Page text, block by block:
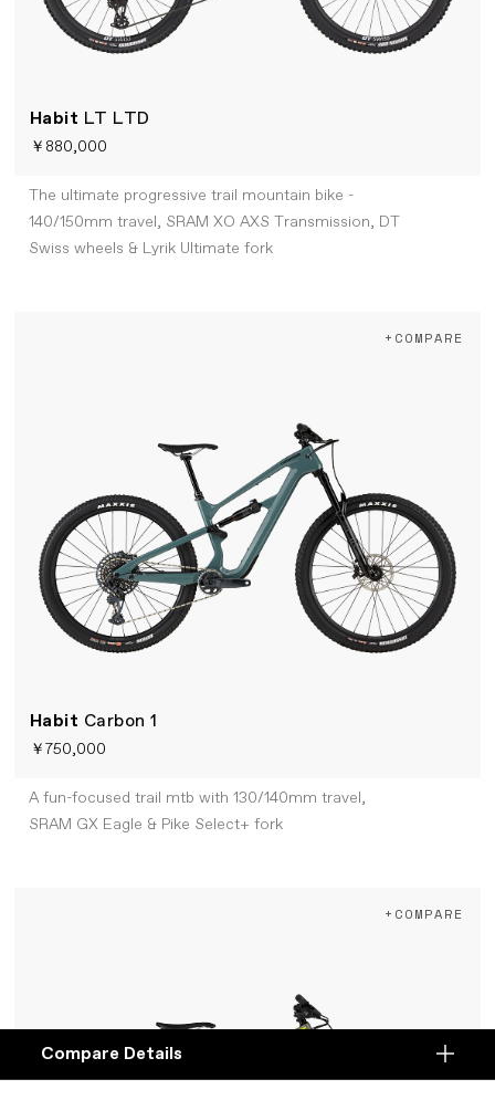
Compare
Compare Details
Habit LT LTD
￥880,000
The ultimate progressive trail mountain bike -
140/150mm travel, SRAM XO AXS Transmission, DT
Swiss wheels & Lyrik Ultimate fork
Habit Carbon 1
￥750,000
+COMPARE
A fun-focused trail mtb with 130/140mm travel,
SRAM GX Eagle & Pike Select+ fork
+COMPARE